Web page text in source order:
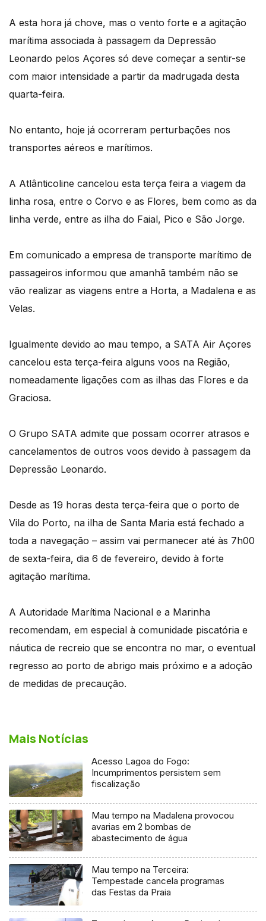
A esta hora já chove, mas o vento forte e a agitação
marítima associada à passagem da Depressão
Leonardo pelos Açores só deve começar a sentir-se
com maior intensidade a partir da madrugada desta
quarta-feira.
No entanto, hoje já ocorreram perturbações nos
transportes aéreos e marítimos.
A Atlânticoline cancelou esta terça feira a viagem da
linha rosa, entre o Corvo e as Flores, bem como as da
linha verde, entre as ilha do Faial, Pico e São Jorge.
Em comunicado a empresa de transporte marítimo de
passageiros informou que amanhã também não se
vão realizar as viagens entre a Horta, a Madalena e as
Velas.
Igualmente devido ao mau tempo, a SATA Air Açores
cancelou esta terça-feira alguns voos na Região,
nomeadamente ligações com as ilhas das Flores e da
Graciosa.
O Grupo SATA admite que possam ocorrer atrasos e
cancelamentos de outros voos devido à passagem da
Depressão Leonardo.
Desde as 19 horas desta terça-feira que o porto de
Vila do Porto, na ilha de Santa Maria está fechado a
toda a navegação – assim vai permanecer até às 7h00
de sexta-feira, dia 6 de fevereiro, devido à forte
agitação marítima.
A Autoridade Marítima Nacional e a Marinha
recomendam, em especial à comunidade piscatória e
náutica de recreio que se encontra no mar, o eventual
regresso ao porto de abrigo mais próximo e a adoção
de medidas de precaução.
Mais Notícias
Acesso Lagoa do Fogo:
Incumprimentos persistem sem
fiscalização
Mau tempo na Madalena provocou
avarias em 2 bombas de
abastecimento de água
Mau tempo na Terceira:
Tempestade cancela programas
das Festas da Praia